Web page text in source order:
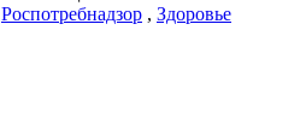
Роспотребнадзор , Здоровье